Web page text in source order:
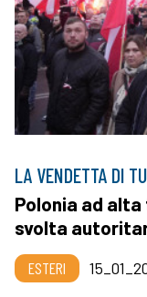
LA VENDETTA DI
Polonia ad
svolta
ESTERI